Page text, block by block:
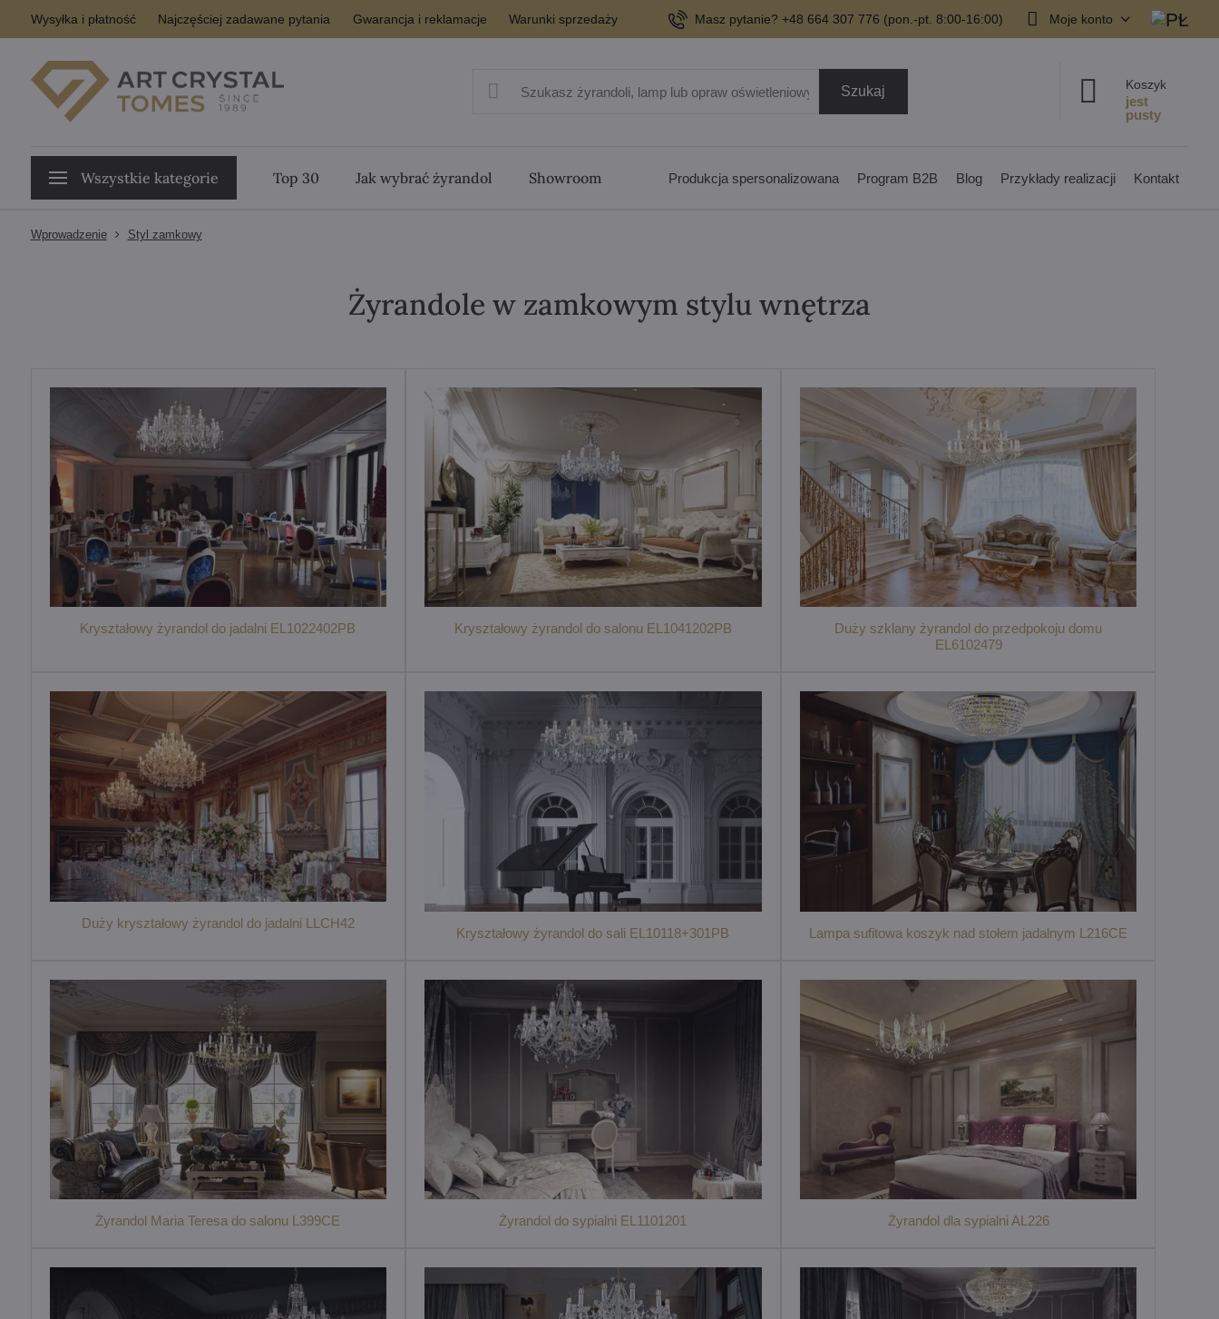
Wysyłka i płatność Najczęściej zadawane pytania Gwarancja i reklamacje Warunki sprzedaży Masz pytanie? +48 664 307 776 (pon.-pt. 8:00-16:00) Moje konto
Szukaj Koszyk
Wszystkie kategorie Top 30 Jak wybrać żyrandol Showroom Produkcja spersonalizowana Program B2B Blog Przykłady realizacji Kontakt
Wprowadzenie Styl zamkowy
Żyrandole w zamkowym stylu wnętrza
Kryształowy żyrandol do jadalni EL1022402PB Kryształowy żyrandol do salonu EL1041202PB
Duży szklany żyrandol do przedpokoju domu
EL6102479
Duży kryształowy żyrandol do jadalni LLCH42
Kryształowy żyrandol do sali EL10118+301PB Lampa sufitowa koszyk nad stołem jadalnym L216CE
Żyrandol Maria Teresa do salonu L399CE Żyrandol do sypialni EL1101201 Żyrandol dla sypialni AL226